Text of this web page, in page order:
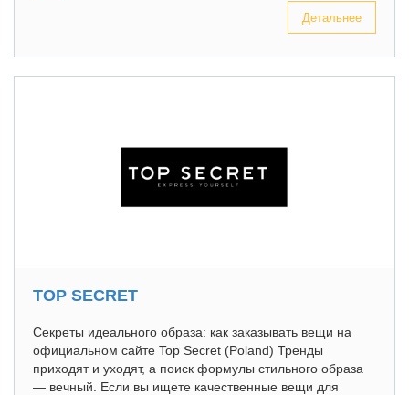
Детальнее
TOP SECRET
Секреты идеального образа: как заказывать вещи на
официальном сайте Top Secret (Poland) Тренды
приходят и уходят, а поиск формулы стильного образа
— вечный. Если вы ищете качественные вещи для